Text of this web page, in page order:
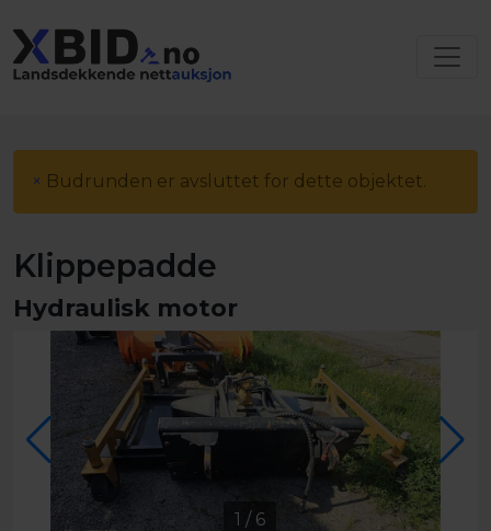
× Budrunden er avsluttet for dette objektet.
Klippepadde
Hydraulisk motor
1 / 6